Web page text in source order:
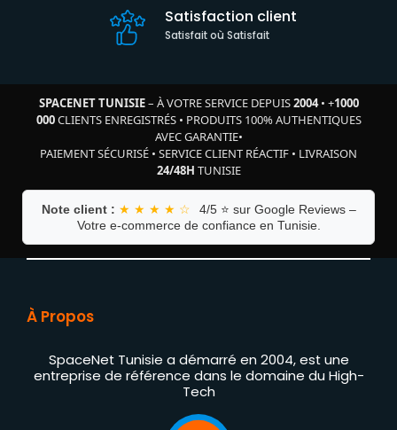
Satisfaction client
Satisfait où Satisfait
SPACENET TUNISIE– À VOTRE SERVICE DEPUIS2004• +1000
000CLIENTS ENREGISTRÉS• PRODUITS 100% AUTHENTIQUES
AVEC GARANTIE•
PAIEMENT SÉCURISÉ • SERVICE CLIENT RÉACTIF • LIVRAISON
24/48H TUNISIE
Note client : ★ ★ ★ ★ ☆
4/5 ⭐ sur Google Reviews –
Votre e-commerce de confiance en Tunisie.
À Propos
SpaceNet Tunisie a démarré en 2004, est une
entreprise de référence dans le domaine du High-
Tech